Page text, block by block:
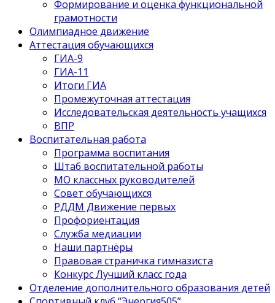
Формирование и оценка функциональной
грамотности
Олимпиадное движение
Аттестация обучающихся
ГИА-9
ГИА-11
Итоги ГИА
Промежуточная аттестация
Исследовательская деятельность учащихся
ВПР
Воспитательная работа
Программа воспитания
Штаб воспитательной работы
МО классных руководителей
Совет обучающихся
РДДМ Движение первых
Профориентация
Служба медиации
Наши партнёры
Правовая страничка гимназиста
Конкурс Лучший класс года
Отделение дополнительного образования детей